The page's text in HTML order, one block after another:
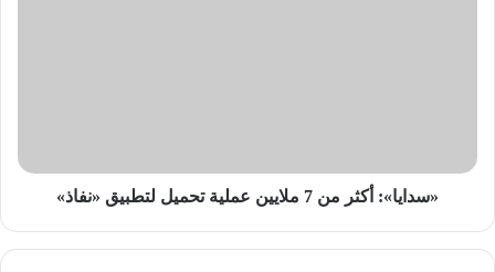
«نفاذ»
«سدايا»: أكثر من 7 ملايين عملية تحميل لتطبيق «نفاذ»